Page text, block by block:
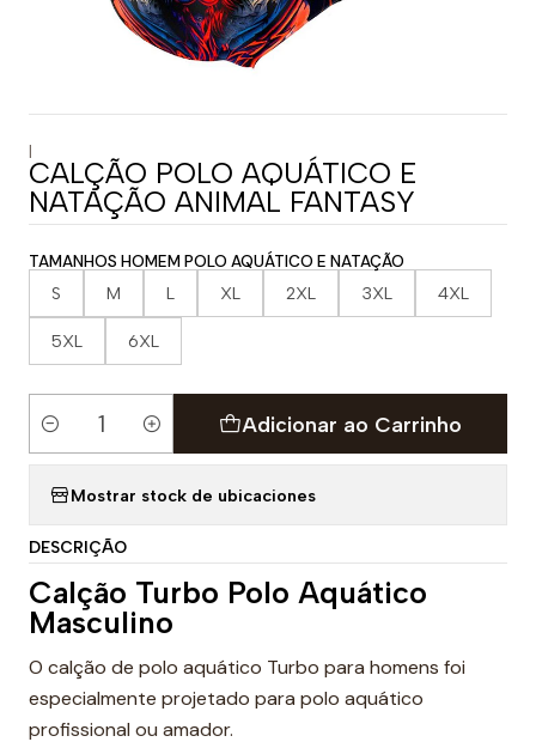
|
CALÇÃO POLO AQUÁTICO E
NATAÇÃO ANIMAL FANTASY
TAMANHOS HOMEM POLO AQUÁTICO E NATAÇÃO
S M L XL 2XL 3XL 4XL
5XL 6XL
Quantidade
Adicionar ao Carrinho
Mostrar stock de ubicaciones
DESCRIÇÃO
Calção Turbo Polo Aquático
Masculino
O calção de polo aquático Turbo para homens foi
especialmente projetado para polo aquático
profissional ou amador.